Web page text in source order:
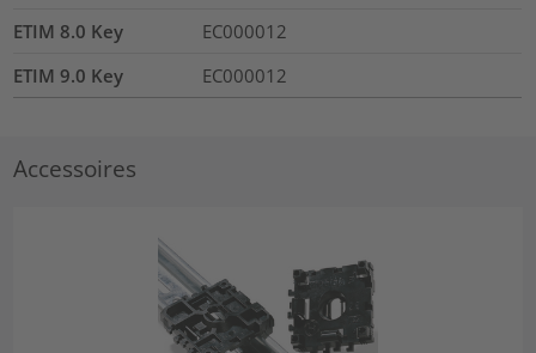
ETIM 8.0 Key
EC000012
ETIM 9.0 Key
EC000012
Accessoires